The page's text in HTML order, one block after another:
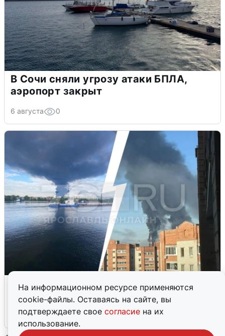
На информационном ресурсе применяются
cookie-файлы. Оставаясь на сайте, вы
подтверждаете свое согласие на их
использование.
В Сочи сняли угрозу атаки БПЛА,
аэропорт закрыт
6 августа 0
Ночная атака БПЛА на Ярославль:
попадания и последствия
6 августа 0